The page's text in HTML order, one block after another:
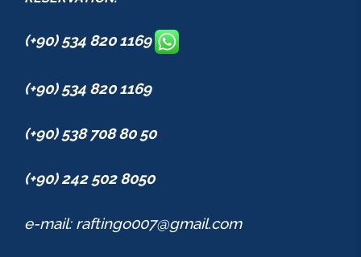
(+90) 534 820 1169
(+90) 534 820 1169
(+90) 538 708 80 50
(+90) 242 502 8050
e-mail: raftingo007@gmail.com